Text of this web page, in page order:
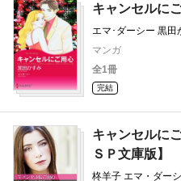
キャンセルに
エマ･ダーシー 黒田
マンガ
全1冊
完結
キャンセルに
ＳＰ文庫版】
柊羊子 エマ・ダー